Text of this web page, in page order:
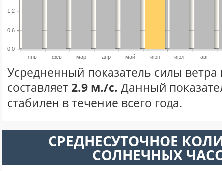
янв фев мар апр май июн июл авг
0.0
0.6
1.2
Усредненный показатель силы
составляет 2.9 м./с. Данный
стабилен в течение всего года.
СРЕДНЕСУТОЧНОЕ
СОЛНЕЧНЫХ